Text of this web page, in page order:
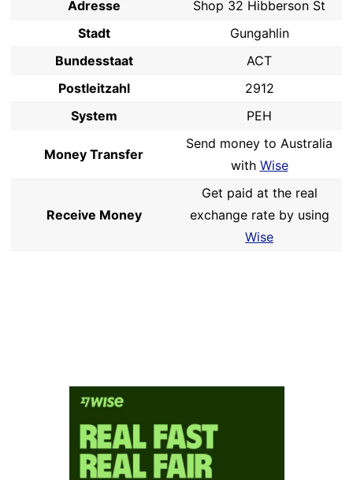
Adresse
Shop 32 Hibberson St
Stadt
Gungahlin
Bundesstaat
ACT
Postleitzahl
2912
System
PEH
Money Transfer
Send money to Australia
with Wise
Receive Money
Get paid at the real
exchange rate by using
Wise